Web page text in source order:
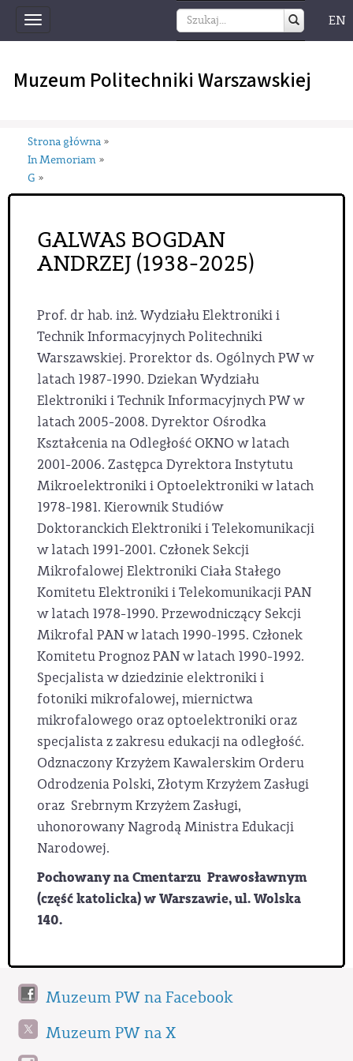
Toggle
navigation
EN
Muzeum Politechniki Warszawskiej
Strona główna »
In Memoriam »
G »
GALWAS BOGDAN
ANDRZEJ (1938-2025)
Prof. dr hab. inż. Wydziału Elektroniki i
Technik Informacyjnych Politechniki
Warszawskiej. Prorektor ds. Ogólnych PW w
latach 1987-1990. Dziekan Wydziału
Elektroniki i Technik Informacyjnych PW w
latach 2005-2008. Dyrektor Ośrodka
Kształcenia na Odległość OKNO w latach
2001-2006. Zastępca Dyrektora Instytutu
Mikroelektroniki i Optoelektroniki w latach
1978-1981. Kierownik Studiów
Doktoranckich Elektroniki i Telekomunikacji
w latach 1991-2001. Członek Sekcji
Mikrofalowej Elektroniki Ciała Stałego
Komitetu Elektroniki i Telekomunikacji PAN
w latach 1978-1990. Przewodniczący Sekcji
Mikrofal PAN w latach 1990-1995. Członek
Komitetu Prognoz PAN w latach 1990-1992.
Specjalista w dziedzinie elektroniki i
fotoniki mikrofalowej, miernictwa
mikrofalowego oraz optoelektroniki oraz
specjalista z zakresu edukacji na odległość.
Odznaczony Krzyżem Kawalerskim Orderu
Odrodzenia Polski, Złotym Krzyżem Zasługi
oraz Srebrnym Krzyżem Zasługi,
uhonorowany Nagrodą Ministra Edukacji
Narodowej.
Pochowany na Cmentarzu Prawosławnym
(część katolicka) w Warszawie, ul. Wolska
140.
Muzeum PW na Facebook
Muzeum PW na X